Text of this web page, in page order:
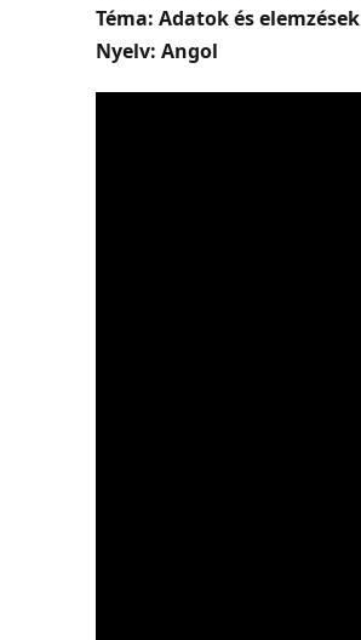
Téma: Adatok és elemzések
Nyelv: Angol